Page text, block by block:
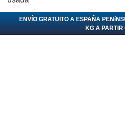
ENVÍO GRATUITO A ESPAÑA
KG A PARTIR